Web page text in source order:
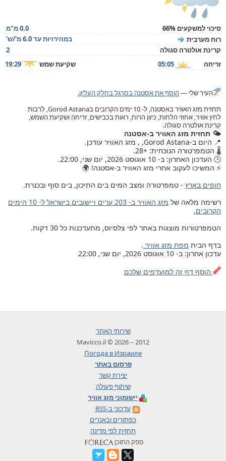
סיכוי למשקעים 66%
0.0 מ"מ
רוח מערבית
במהירויות עד 6.0 מ'/ש'
קרינת אולטרה סגולה
2
זריחה
05:05 שקיעת שמש 19:29
העיר שלי —הוסף את אסטנה בסרגל בחלק העליון.
תחזית מזג האוויר באסטנה, ל- 10 ימים הקרובים בGorod Astana, לרבות
לחץ אוויר, אחוזי הלחות, כיוון הרוח, ראות בכבישים, זריחה ושקיעת השמש,
קרינת אולטרה סגולה.
🌤️ תחזית מזג האוויר ב-אסטנה
📍 היום ב-Gorod Astana, , מזג האוויר עודכן.
🌡️ הטמפרטורה הנוכחית: +28.
🕒 העדכון האחרון: ב- 10 אוגוסט 2026, יום שני, 22:00.
⚡ המשיכו לעקוב אחרי מזג האוויר ב-אסטנה! 🌍
חופים בארץ - טמפרטורה ומצב המים בים התיכון, בים סוף ובכנרת.
רשימה מלאה של
מזג האוויר ב- 203 ערים ויישובים בישראל ל- 10 הימים
הקרובים.
הטמפרטורות מוצגות באתר לפי צלסיוס, מתעדכנות כל 30 דקות.
בדף הבית מפת מזג אוויר .
עדכון אחרון: ב- 10 אוגוסט 2026, יום שני, 22:00
הוסף דף זה למועדפים שלכם
שירותי האתר
2012 – 2026 © Mavir.co.il
Погода в Израиле
פרסום באתר
יצירת קשר
שיתוף פעולה
יישומוני מזג אוויר
עדכוני ב-RSS
כפתורים ובאנרים
תחזית לפי מדינה
ספק התוכן